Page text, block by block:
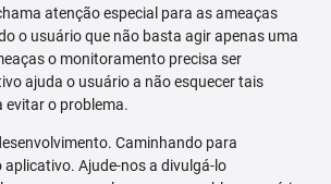
atenção especial para as ameaças
o usuário que não basta agir apenas uma
o monitoramento precisa ser
ajuda o usuário a não esquecer tais
evitar o problema.
Caminhando para
Ajude-nos a divulgá-lo